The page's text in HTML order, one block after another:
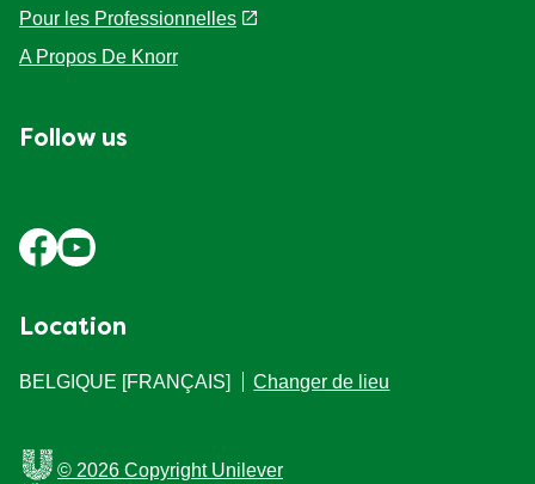
Mentions légales
Pour les Professionnelles